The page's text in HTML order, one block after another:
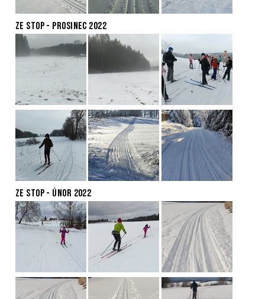
ZE STOP - PROSINEC 2022
ZE STOP - ÚNOR 2022